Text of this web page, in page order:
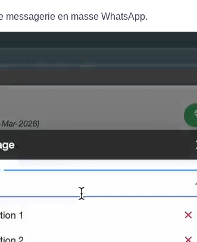
messagerie en masse WhatsApp.